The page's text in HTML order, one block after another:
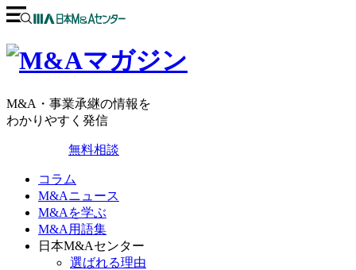
M&A・事業承継の情報を
わかりやすく発信
無料相談
コラム
M&Aニュース
M&Aを学ぶ
M&A用語集
日本M&Aセンター
選ばれる理由